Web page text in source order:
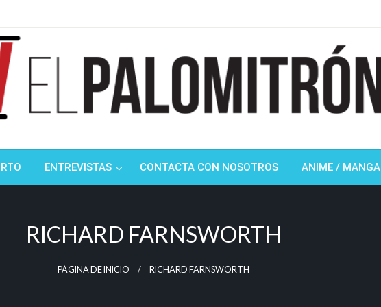
ENTREVISTAS CONTACTA CON NOSOTROS ANIME / MANGA
RICHARD FARNSWORTH
PÁGINA DE INICIO RICHARD FARNSWORTH